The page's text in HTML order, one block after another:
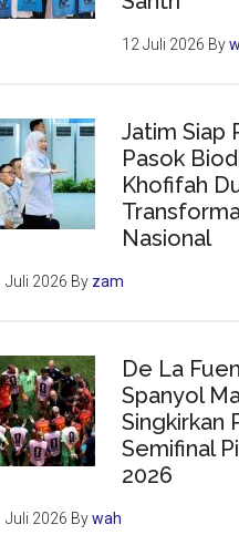
12 Juli 2026 By
Jatim Siap
Pasok
Khofifah
Nasional
Juli 2026 By zam
De La
Spanyol
Singkirkan
Semifinal
2026
Juli 2026 Bywah